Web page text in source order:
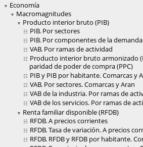
Economía
Macromagnitudes
Producto interior bruto (PIB)
PIB. Por sectores
PIB. Por componentes de la demanda
VAB. Por ramas de actividad
Producto interior bruto armonizado
paridad de poder de compra (PPC)
PIB y PIB por habitante. Comarcas y
VAB. Por sectores. Comarcas y Aran
VAB de la industria. Por ramas de
VAB de los servicios. Por ramas de
Renta familiar disponible (RFDB)
RFDB. A precios corrientes
RFDB. Tasa de variación. A precios
RFDB. RFDB y RFDB por habitante.